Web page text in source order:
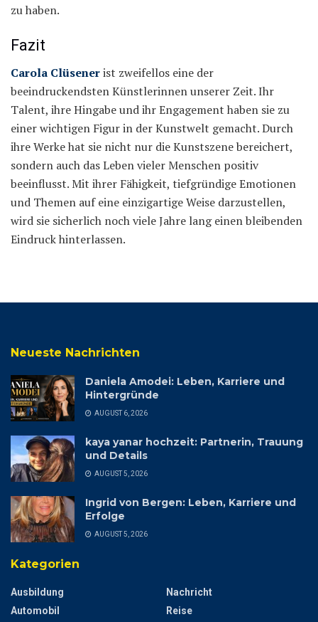
zu haben.
Fazit
Carola Clüsenerist zweifellos eine der
beeindruckendsten Künstlerinnen unserer Zeit. Ihr
Talent, ihre Hingabe und ihr Engagement haben sie zu
einer wichtigen Figur in der Kunstwelt gemacht. Durch
ihre Werke hat sie nicht nur die Kunstszene bereichert,
sondern auch das Leben vieler Menschen positiv
beeinflusst. Mit ihrer Fähigkeit, tiefgründige Emotionen
und Themen auf eine einzigartige Weise darzustellen,
wird sie sicherlich noch viele Jahre lang einen bleibenden
Eindruck hinterlassen.
Neueste Nachrichten
Daniela Amodei: Leben, Karriere und
Hintergründe
AUGUST 6, 2026
kaya yanar hochzeit: Partnerin, Trauung
und Details
AUGUST 5, 2026
Ingrid von Bergen: Leben, Karriere und
Erfolge
AUGUST 5, 2026
Kategorien
Ausbildung
Automobil
Nachricht
Reise